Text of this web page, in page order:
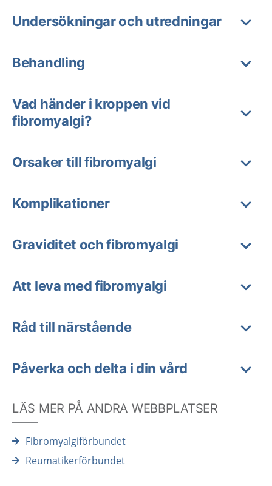
Undersökningar och utredningar
Behandling
Vad händer i kroppen vid
fibromyalgi?
Orsaker till fibromyalgi
Komplikationer
Graviditet och fibromyalgi
Att leva med fibromyalgi
Råd till närstående
Påverka och delta i din vård
LÄS MER PÅ ANDRA WEBBPLATSER
Fibromyalgiförbundet
Reumatikerförbundet